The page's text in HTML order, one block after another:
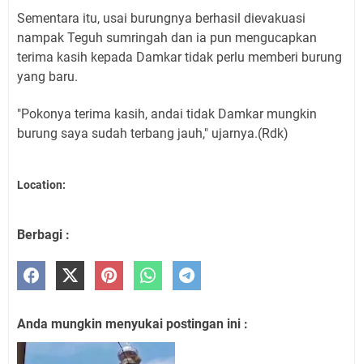
Sementara itu, usai burungnya berhasil dievakuasi
nampak Teguh sumringah dan ia pun mengucapkan
terima kasih kepada Damkar tidak perlu memberi burung
yang baru.
"Pokonya terima kasih, andai tidak Damkar mungkin
burung saya sudah terbang jauh," ujarnya.(Rdk)
Location:
Berbagi :
Anda mungkin menyukai postingan ini :